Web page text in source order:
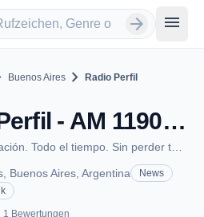
arrow_forward menu
Buenos Aires chevron_right Radio Perfil
Radio Perfil - AM 1190 - Buenos Aires
Buenos Aires, Argentina
News
1 Bewertungen